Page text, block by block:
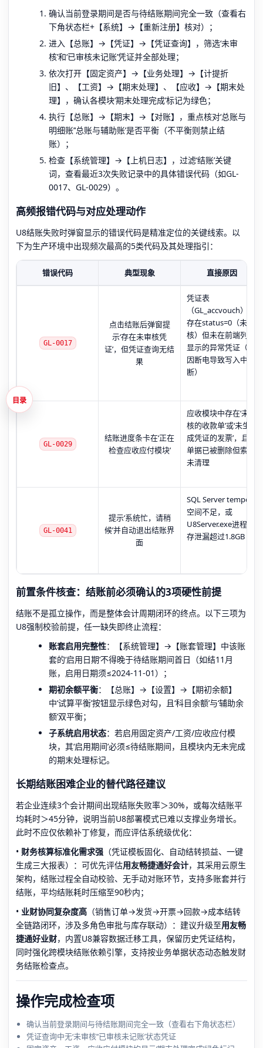
确认当前登录期间是否与待结账期间完全一致（查看右
下角状态栏+【系统】→【重新注册】核对）；
进入【总账】→【凭证】→【凭证查询】，筛选‘未审
核’和‘已审核未记账’凭证并全部处理；
依次打开【固定资产】→【业务处理】→【计提折
旧】、【工资】→【期末处理】、【应收】→【期末处
理】，确认各模块‘期末处理完成’标记为绿色；
执行【总账】→【期末】→【对账】，重点核对‘总账与
明细账’‘总账与辅助账’是否平衡（不平衡则禁止结
账）；
检查【系统管理】→【上机日志】，过滤‘结账’关键
词，查看最近3次失败记录中的具体错误代码（如GL-
0017、GL-0029）。
高频报错代码与对应处理动作
U8结账失败时弹窗显示的错误代码是精准定位的关键线索。以
下为生产环境中出现频次最高的5类代码及其处理指引：
错误代码 典型现象 直接原因
GL-0017
点击结账后弹窗提
示‘存在未审核凭
证’，但凭证查询无结
果
凭证表
（GL_accvouch）中
存在status=0（未审
核）但未在前端列表
显示的异常凭证（多
因断电导致写入中
断）
GL-0029
结账进度条卡在‘正在
检查应收应付模块’
应收模块中存在‘未审
核的收款单’或‘未生
成凭证的发票’，且该
单据已被删除但索引
未清理
GL-0041
提示‘系统忙，请稍
候’并自动退出结账界
面
SQL Server tempdb
空间不足，或
U8Server.exe进程内
存泄漏超过1.8GB
前置条件核查：结账前必须确认的3项硬性前提
结账不是孤立操作，而是整体会计周期闭环的终点。以下三项为
U8强制校验前提，任一缺失即终止流程：
账套启用完整性：【系统管理】→【账套管理】中该账
套的‘启用日期’不得晚于待结账期间首日（如结11月
账，启用日期须≤2024-11-01）；
期初余额平衡：【总账】→【设置】→【期初余额】
中‘试算平衡’按钮显示绿色对勾，且‘科目余额’与‘辅助余
额’双平衡；
子系统启用状态：若启用固定资产/工资/应收应付模
块，其‘启用期间’必须≤待结账期间，且模块内无未完成
的期末处理标记。
长期结账困难企业的替代路径建议
若企业连续3个会计期间出现结账失败率＞30%，或每次结账平
均耗时＞45分钟，说明当前U8部署模式已难以支撑业务增长。
此时不应仅依赖补丁修复，而应评估系统级优化：
• 财务核算标准化需求强 （凭证模板固化、自动结转损益、一键
生成三大报表）：可优先评估用友畅捷通好会计，其采用云原生
架构，结账过程全自动校验、无手动对账环节，支持多账套并行
结账，平均结账耗时压缩至90秒内；
• 业财协同复杂度高 （销售订单→发货→开票→回款→成本结转
全链路闭环，涉及多角色审批与库存联动）：建议升级至用友畅
捷通好业财，内置U8兼容数据迁移工具，保留历史凭证结构，
同时强化跨模块结账依赖引擎，支持按业务单据状态动态触发财
务结账检查点。
操作完成检查项
确认当前登录期间与待结账期间完全一致（查看右下角状态栏）
凭证查询中无‘未审核’‘已审核未记账’状态凭证
目录